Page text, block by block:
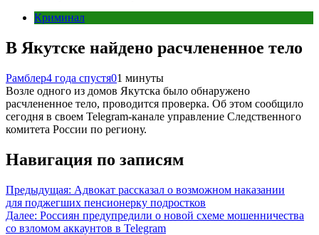
Криминал
В Якутске найдено расчлененное тело
Рамблер4 года спустя01 минуты
Возле одного из домов Якутска было обнаружено
расчлененное тело, проводится проверка. Об этом сообщило
сегодня в своем Telegram-канале управление Следственного
комитета России по региону.
Навигация по записям
Предыдущая: Адвокат рассказал о возможном наказании
для поджегших пенсионерку подростков
Далее: Россиян предупредили о новой схеме мошенничества
со взломом аккаунтов в Telegram